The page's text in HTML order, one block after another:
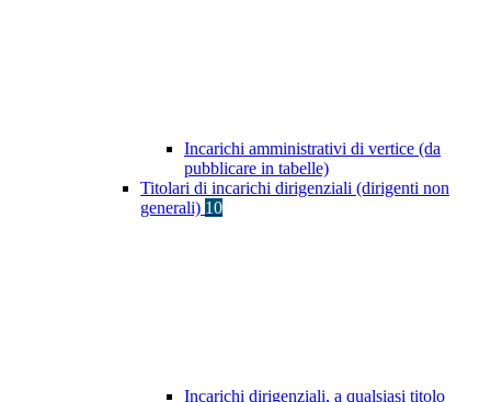
Incarichi amministrativi di vertice (da
pubblicare in tabelle)
Titolari di incarichi dirigenziali (dirigenti non
generali) 10
Incarichi dirigenziali, a qualsiasi titolo